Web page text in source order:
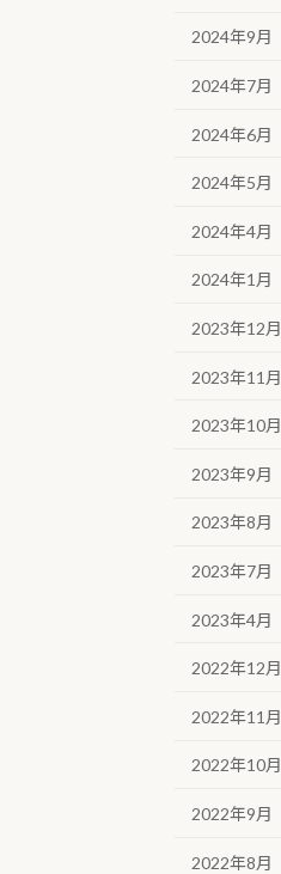
2024年9月
2024年7月
2024年6月
2024年5月
2024年4月
2024年1月
2023年12月
2023年11月
2023年10月
2023年9月
2023年8月
2023年7月
2023年4月
2022年12月
2022年11月
2022年10月
2022年9月
2022年8月